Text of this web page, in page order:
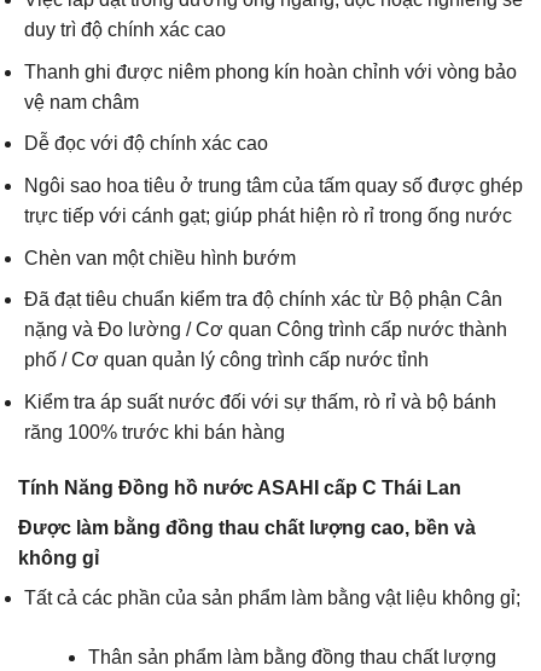
duy trì độ chính xác cao
Thanh ghi được niêm phong kín hoàn chỉnh với vòng bảo
vệ nam châm
Dễ đọc với độ chính xác cao
Ngôi sao hoa tiêu ở trung tâm của tấm quay số được ghép
trực tiếp với cánh gạt; giúp phát hiện rò rỉ trong ống nước
Chèn van một chiều hình bướm
Đã đạt tiêu chuẩn kiểm tra độ chính xác từ Bộ phận Cân
nặng và Đo lường / Cơ quan Công trình cấp nước thành
phố / Cơ quan quản lý công trình cấp nước tỉnh
Kiểm tra áp suất nước đối với sự thấm, rò rỉ và bộ bánh
răng 100% trước khi bán hàng
Tính Năng Đồng hồ nước ASAHI cấp C Thái Lan
Được làm bằng đồng thau chất lượng cao, bền và
không gỉ
Tất cả các phần của sản phẩm làm bằng vật liệu không gỉ;
Thân sản phẩm làm bằng đồng thau chất lượng